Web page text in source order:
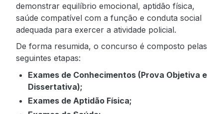
demonstrar equilíbrio emocional, aptidão física,
saúde compatível com a função e conduta social
adequada para exercer a atividade policial.
De forma resumida, o concurso é composto pelas
seguintes etapas:
Exames de Conhecimentos (Prova Objetiva e
Dissertativa);
Exames de Aptidão Física;